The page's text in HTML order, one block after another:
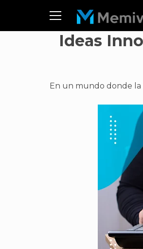
Ideas
En un mundo donde la